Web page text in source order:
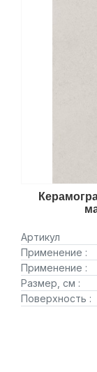
Артикул
Применение :
Применение :
Размер, см :
Поверхность :